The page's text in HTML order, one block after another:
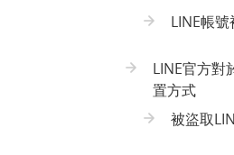
LINE帳
LINE官方對
置方式
被盜取